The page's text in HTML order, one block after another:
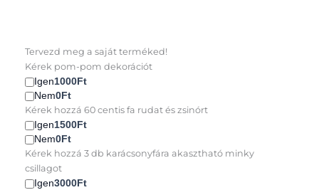
Tervezd meg a saját terméked!
Kérek pom-pom dekorációt
Igen1000Ft
Nem0Ft
Kérek hozzá 60 centis fa rudat és zsinórt
Igen1500Ft
Nem0Ft
Kérek hozzá 3 db karácsonyfára akasztható minky
csillagot
Igen3000Ft
Mikulás
csizma
piros
hópelyhes
mennyiség